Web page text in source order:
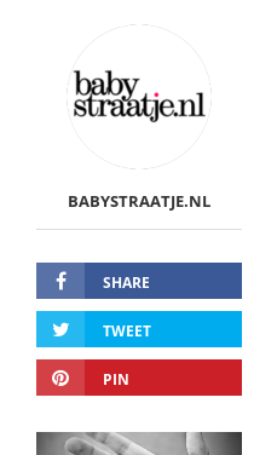
BABYSTRAATJE.NL
SHARE
TWEET
PIN